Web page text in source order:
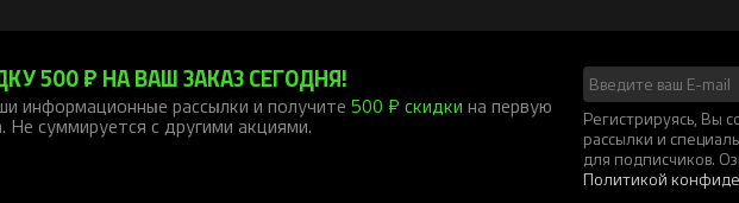
500 ₽ НА ВАШ ЗАКАЗ СЕГОДНЯ!
информационные рассылки и получите 500 ₽ скидки на первую
Не суммируется с другими акциями.
Регистрируясь, Вы
рассылки и
для подписчиков.
Политикой